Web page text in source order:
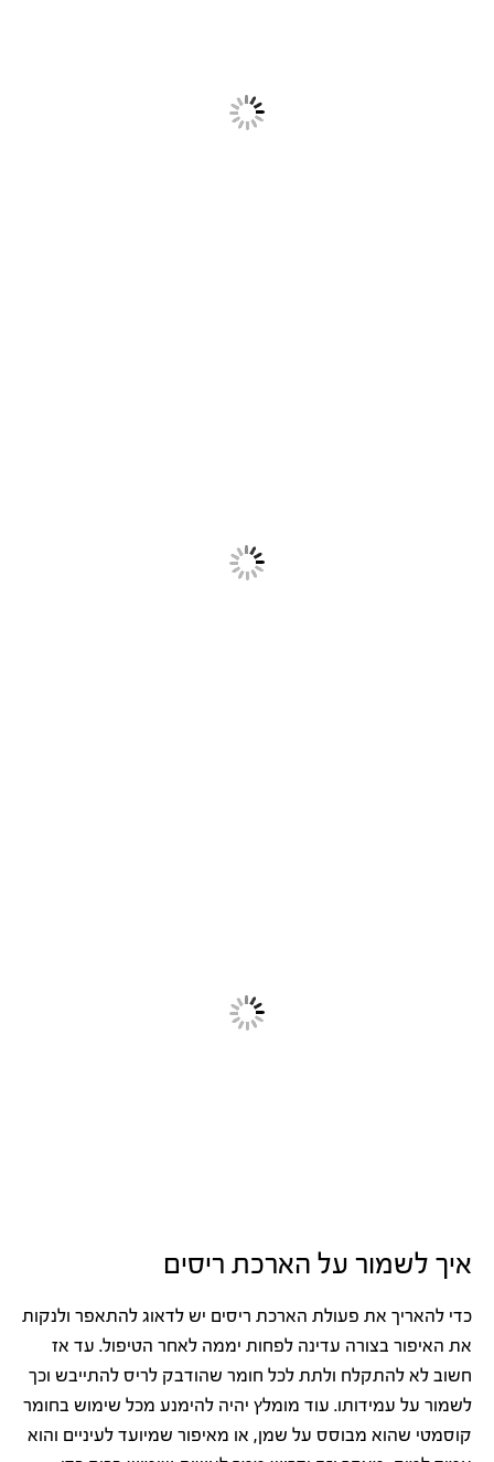
איך לשמור על הארכת ריסים
כדי להאריך את פעולת הארכת ריסים יש לדאוג להתאפר ולנקות
את האיפור בצורה עדינה לפחות יממה לאחר הטיפול. עד אז
חשוב לא להתקלח ולתת לכל חומר שהודבק לריס להתייבש וכך
לשמור על עמידותו. עוד מומלץ יהיה להימנע מכל שימוש בחומר
קוסמטי שהוא מבוסס על שמן, או מאיפור שמיועד לעיניים והוא